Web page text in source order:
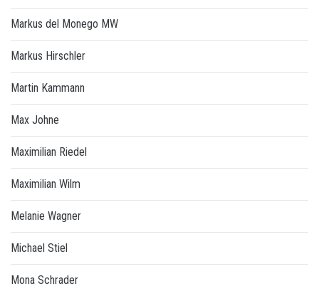
Markus del Monego MW
Markus Hirschler
Martin Kammann
Max Johne
Maximilian Riedel
Maximilian Wilm
Melanie Wagner
Michael Stiel
Mona Schrader